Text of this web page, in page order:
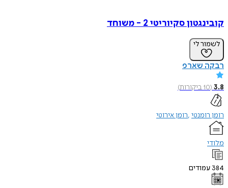
קובינגטון סקיוריטי 2 - משוחד
לשמור לי
רבקה שארפ
3.8
(
10ביקורות)
רומן רומנטי רומן אירוטי
מלודי
384 עמודים